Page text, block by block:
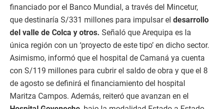
financiado por el Banco Mundial, a través del Mincetur,
que destinaría S/331 millones para impulsar el desarrollo
del valle de Colca y otros. Señaló que Arequipa es la
única región con un ‘proyecto de este tipo’ en dicho sector.
Asimismo, informó que el hospital de Camaná ya cuenta
con S/119 millones para cubrir el saldo de obra y que el 8
de agosto se definirá el financiamiento del hospital
Maritza Campos. Además, reiteró que avanzan en el